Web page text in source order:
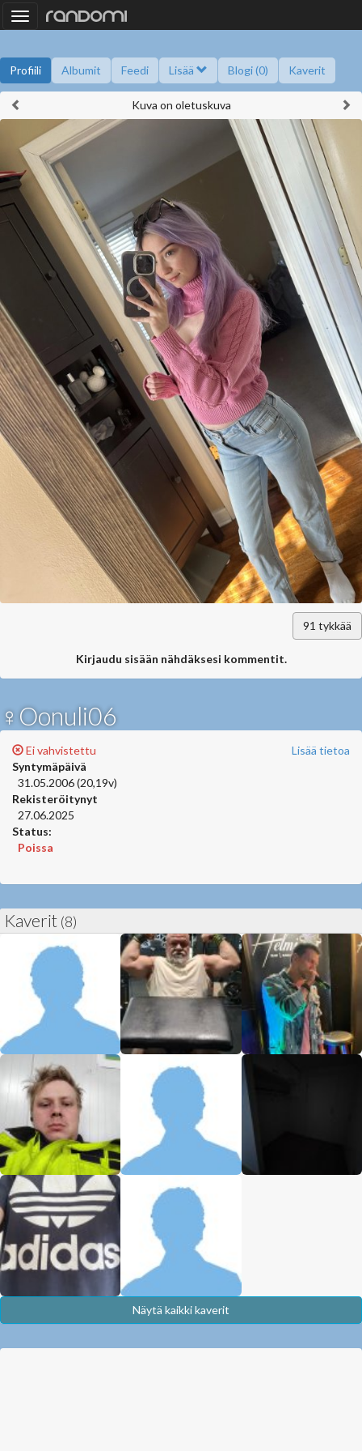
Toggle
navigation
Profiili Albumit Feedi Lisää Blogi (0) Kaverit
Kysy minulta Kaverikirja Gallupit Saavutukset
Kuva on oletuskuva
91 tykkää
Kirjaudu sisään nähdäksesi kommentit.
♀Oonuli06
Lisää tietoa
Ei vahvistettu
Syntymäpäivä
31.05.2006 (20,19v)
Rekisteröitynyt
27.06.2025
Status:
Poissa
Kaverit (8)
Näytä kaikki kaverit